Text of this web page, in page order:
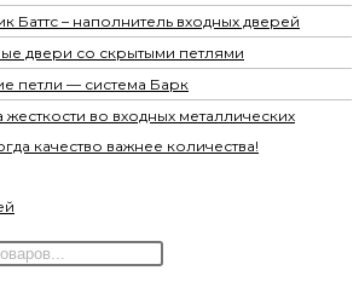
Баттс – наполнитель входных дверей
двери со скрытыми петлями
петли — система Барк
жесткости во входных металлических
качество важнее количества!